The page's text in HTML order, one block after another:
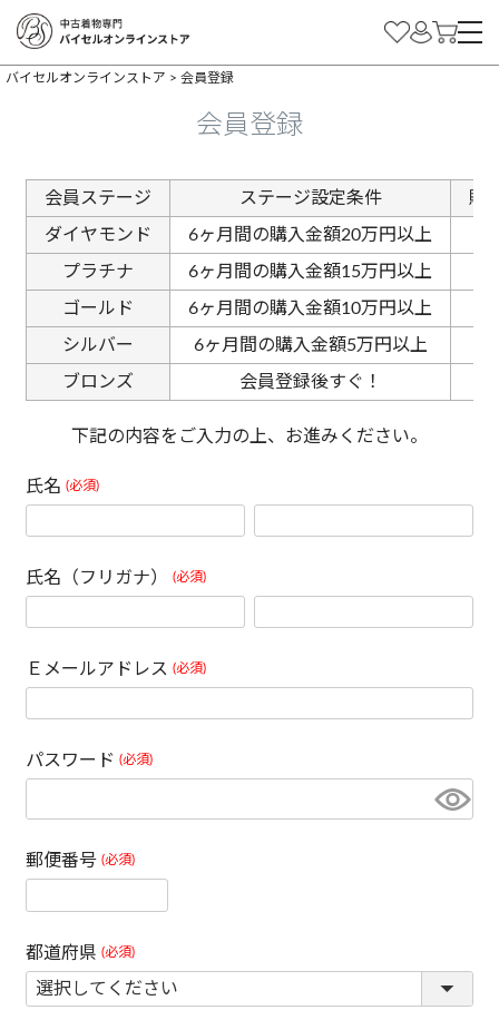
バイセルオンラインストア 会員登録
会員登録
会員ステージ ステージ設定条件 購
ダイヤモンド 6ヶ月間の購入金額20万円以上
プラチナ 6ヶ月間の購入金額15万円以上
ゴールド 6ヶ月間の購入金額10万円以上
シルバー 6ヶ月間の購入金額5万円以上
ブロンズ 会員登録後すぐ！
下記の内容をご入力の上、お進みください。
氏名 (必須)
氏名（フリガナ） (必須)
Ｅメールアドレス (必須)
パスワード (必須)
郵便番号 (必須)
都道府県 (必須)